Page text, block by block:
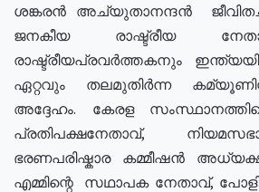
ശങ്കരൻ അച്യുതാനന്ദൻ
ജനകീയ രാഷ്ട്രീയ
രാഷ്ട്രീയപ്രവർത്തകനും
ഏറ്റവും തലമുതിർന്ന
അദ്ദേഹം. കേരള
പ്രതിപക്ഷനേതാവ്,
ഭരണപരിഷ്കാര കമ്മീഷൻ
എമ്മിന്റെ സഥാപക നേതാവ്,